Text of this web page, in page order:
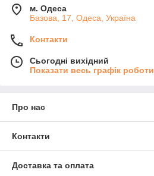
м. Одеса
Базова, 17, Одеса, Україна
Контакти
Сьогодні вихідний
Показати весь графік роботи
Про нас
Контакти
Доставка та оплата